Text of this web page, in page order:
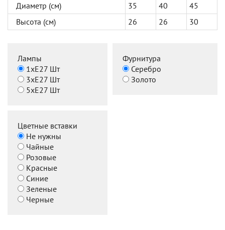
Диаметр (см)
35 40
45
Высота (см)
26 26 30
Лампы
1хЕ27 Шт
3хЕ27 Шт
5хЕ27 Шт
Цветные вставки
Не нужны
Чайные
Розовые
Красные
Синие
Зеленые
Черные
Фурнитура
Серебро
Золото